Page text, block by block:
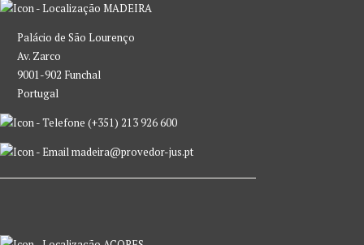
MADEIRA
Palácio de São Lourenço
Av. Zarco
9001-902 Funchal
Portugal
(+351) 213 926 600
madeira@provedor-jus.pt